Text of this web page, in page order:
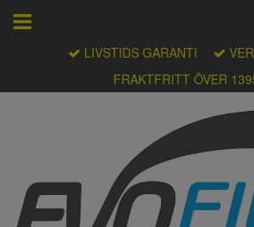
FRAKTFRITT ÖVER
LIVSTIDS GARANTI